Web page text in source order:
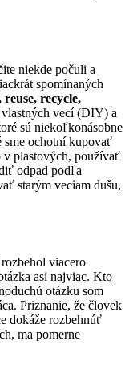
niekde počuli a
spomínaných
recycle,
vecí (DIY) a
sú niekoľkonásobne
sme ochotní kupovať
v plastových, používať
odpad podľa
starým veciam dušu,
viacero
asi najviac. Kto
otázku som
Priznanie, že človek
dokáže rozbehnúť
ma pomerne